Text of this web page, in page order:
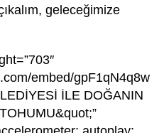
geleceğimize
embed/gpF1qN4q8w
İLE DOĞANIN